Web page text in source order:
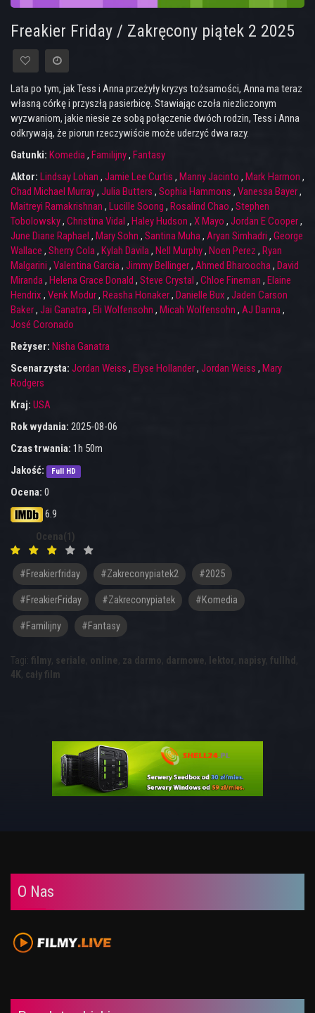
Freakier Friday / Zakręcony piątek 2 2025
Lata po tym, jak Tess i Anna przeżyły kryzys tożsamości, Anna ma teraz
własną córkę i przyszłą pasierbicę. Stawiając czoła niezliczonym
wyzwaniom, jakie niesie ze sobą połączenie dwóch rodzin, Tess i Anna
odkrywają, że piorun rzeczywiście może uderzyć dwa razy.
Gatunki: Komedia, Familijny, Fantasy
Aktor: Lindsay Lohan , Jamie Lee Curtis , Manny Jacinto , Mark Harmon ,
Chad Michael Murray, Julia Butters , Sophia Hammons , Vanessa Bayer,
Maitreyi Ramakrishnan , Lucille Soong , Rosalind Chao , Stephen
Tobolowsky, Christina Vidal , Haley Hudson , X Mayo , Jordan E Cooper,
June Diane Raphael , Mary Sohn , Santina Muha, Aryan Simhadri , George
Wallace , Sherry Cola, Kylah Davila, Nell Murphy, Noen Perez , Ryan
Malgarini , Valentina Garcia, Jimmy Bellinger, Ahmed Bharoocha, David
Miranda, Helena Grace Donald , Steve Crystal , Chloe Fineman , Elaine
Hendrix , Venk Modur, Reasha Honaker, Danielle Bux , Jaden Carson
Baker, Jai Ganatra, Eli Wolfensohn , Micah Wolfensohn , AJ Danna,
José Coronado
Reżyser: Nisha Ganatra
Scenarzysta: Jordan Weiss , Elyse Hollander, Jordan Weiss , Mary
Rodgers
Kraj: USA
Rok wydania: 2025-08-06
Czas trwania: 1h 50m
Jakość:
Full HD
Ocena: 0
6.9
Ocena(1)
#freakierfriday #zakreconypiatek2 #2025
#FreakierFriday #Zakreconypiatek #komedia
#familijny #fantasy
Tagi: filmy, seriale, online, za darmo, darmowe, lektor, napisy, fullhd ,
4K, cały film
O Nas